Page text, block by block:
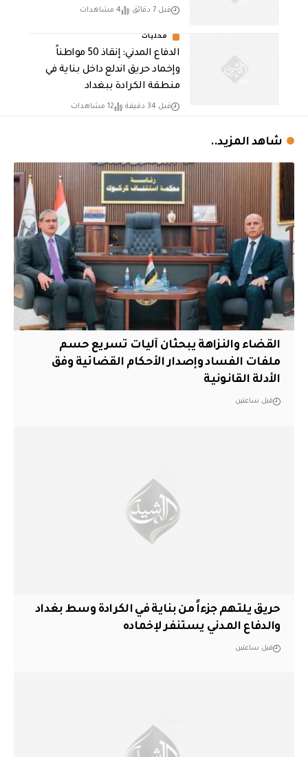
قبل 7 دقائق 4 مشاهدات
محليات
الدفاع المدني: إنقاذ 50 مواطناً
وإخماد حريق اندلع داخل بناية في
منطقة الكرادة ببغداد
قبل 34 دقيقة 12 مشاهدات
شاهد المزيد..
القضاء والنزاهة يبحثان آليات تسريع حسم
ملفات الفساد وإصدار الأحكام القضائية وفق
الأدلة القانونية
قبل ساعتين
حريق يلتهم جزءاً من بناية في الكرادة وسط بغداد
والدفاع المدني يستنفر لإخماده
قبل ساعتين